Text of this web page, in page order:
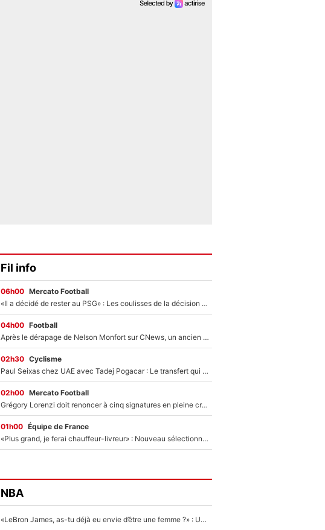
Fil info
06h00 Mercato Football
«Il a décidé de rester au PSG» : Les coulisses de la décision de Lucas Chevalier pour son transfert
04h00 Football
Après le dérapage de Nelson Monfort sur CNews, un ancien journaliste de France Télévisions relance la polémique sur les incendies en Gironde
02h30 Cyclisme
Paul Seixas chez UAE avec Tadej Pogacar : Le transfert qui effraie le peloton, «c’est la pire des choses qui puisse arriver»
02h00 Mercato Football
Grégory Lorenzi doit renoncer à cinq signatures en pleine crise financière : L’IA propose sept noms à l’OM pour un mercato réussi... à seulement 5M€ !
01h00 Équipe de France
«Plus grand, je ferai chauffeur-livreur» : Nouveau sélectionneur des Bleus, Zinédine Zidane s’était imaginé un avenir très différent lorsqu'il était enfant
NBA
«LeBron James, as-tu déjà eu envie d’être une femme ?» : Un dérapage de Donald Trump sur la superstar de la NBA refait surface